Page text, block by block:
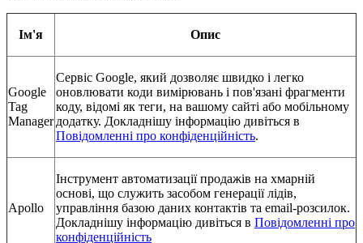
Ім'я Опис
Google
Tag
Manager
Сервіс Google, який дозволяє швидко і легко
оновлювати коди вимірювань і пов'язані фрагменти
коду, відомі як теги, на вашому сайті або мобільному
додатку. Докладнішу інформацію дивіться в
Повідомленні про конфіденційність.
Apollo
Інструмент автоматизації продажів на хмарній
основі, що служить засобом генерації лідів,
управління базою даних контактів та email-розсилок.
Докладнішу інформацію дивіться в Повідомленні про
конфіденційність